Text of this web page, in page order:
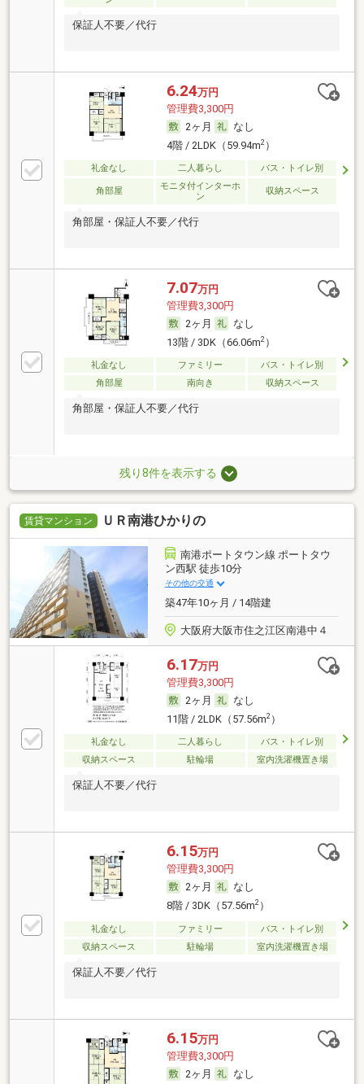
保証人不要／代行
6.24万円
管理費3,300円
2ヶ月
なし
4階 / 2LDK（59.94m2）
礼金なし 二人暮らし バス・トイレ別
角部屋
モニタ付インターホ
ン
収納スペース
角部屋・保証人不要／代行
7.07万円
管理費3,300円
2ヶ月
なし
13階 / 3DK（66.06m2）
礼金なし ファミリー
バス・トイレ別
角部屋
南向き 収納スペース
角部屋・保証人不要／代行
残り8件を表示する
賃貸マンション ＵＲ南港ひかりの
南港ポートタウン線 ポートタウ
ン西駅 徒歩10分
その他の交通
築47年10ヶ月 / 14階建
大阪府大阪市住之江区南港中４
6.17万円
管理費3,300円
2ヶ月
なし
11階 / 2LDK（57.56m2）
礼金なし 二人暮らし
バス・トイレ別
収納スペース
駐輪場 室内洗濯機置き場
保証人不要／代行
6.15万円
管理費3,300円
2ヶ月
なし
8階 / 3DK（57.56m2）
礼金なし ファミリー
バス・トイレ別
収納スペース
駐輪場 室内洗濯機置き場
保証人不要／代行
6.15万円
管理費3,300円
2ヶ月
なし